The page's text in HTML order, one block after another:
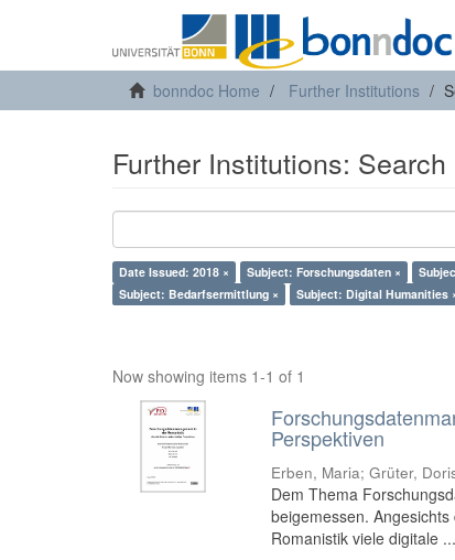
bonndoc Home Further Institutions
Further Institutions: Search
Date Issued: 2018 × Subject: Forschungsdaten ×
Subject: Bedarfsermittlung ×
Subject: Digital Humanities
Now showing items 1-1 of 1
Perspektiven
Erben, Maria;Grüter,
Dem Thema
beigemessen.
Romanistik viele digitale ...